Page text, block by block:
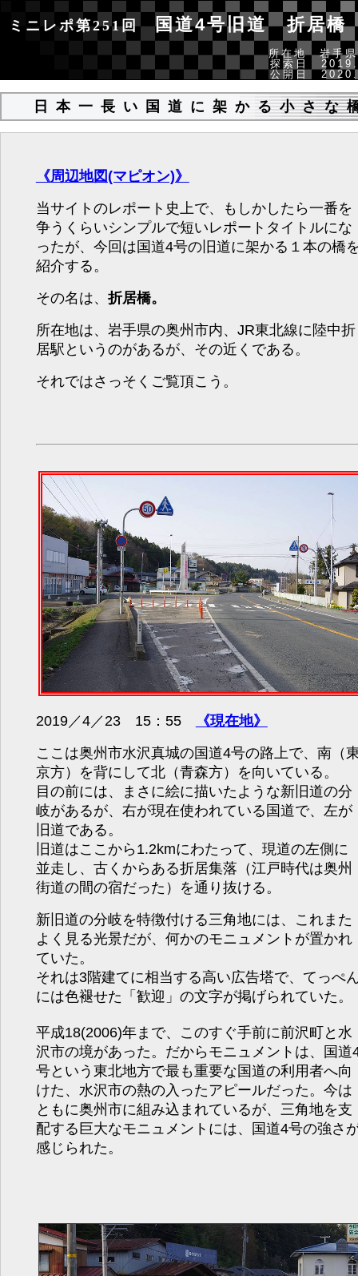
ミニレポ第251回国道4号旧道 折居橋
所在地 岩手県
探索日
公開日
日本一長い国道に架かる小さな
《周辺地図(マピオン)》
当サイトのレポート史上で、もしかしたら一番を
争うくらいシンプルで短いレポートタイトルにな
ったが、今回は国道4号の旧道に架かる１本の橋
紹介する。
その名は、 折居橋。
所在地は、岩手県の奥州市内、JR東北線に陸中折
居駅というのがあるが、その近くである。
それではさっそくご覧頂こう。
2019／4／23 15：55
《現在地》
ここは奥州市水沢真城の国道4号の路上で、南（
京方）を背にして北（青森方）を向いている。
目の前には、まさに絵に描いたような新旧道の分
岐があるが、右が現在使われている国道で、左が
旧道である。
旧道はここから1.2kmにわたって、現道の左側に
並走し、古くからある折居集落（江戸時代は奥州
街道の間の宿だった）を通り抜ける。
新旧道の分岐を特徴付ける三角地には、これまた
よく見る光景だが、何かのモニュメントが置かれ
ていた。
それは3階建てに相当する高い広告塔で、てっぺ
には色褪せた「歓迎」の文字が掲げられていた。
平成18(2006)年まで、このすぐ手前に前沢町と水
沢市の境があった。だからモニュメントは、国道
号という東北地方で最も重要な国道の利用者へ向
けた、水沢市の熱の入ったアピールだった。今は
ともに奥州市に組み込まれているが、三角地を支
配する巨大なモニュメントには、国道4号の強さ
感じられた。